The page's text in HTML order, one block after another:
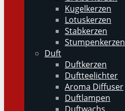
Kugelkerzen
Lotuskerzen
Stabkerzen
Stumpenkerzen
Duft
Duftkerzen
Duftteelichter
Aroma Diffuser
Duftlampen